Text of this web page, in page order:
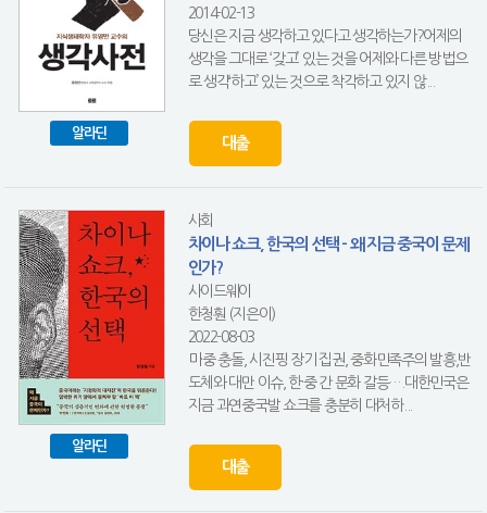
알라딘
2014-02-13
당신은 지금 생각하고 있다고 생각하는가?어제의
생각을 그대로 ‘갖고’ 있는 것을 어제와 다른 방법으
로 생각‘하고’ 있는 것으로 착각하고 있지 않...
대출
알라딘
사회
차이나 쇼크, 한국의 선택 - 왜 지금 중국이 문제
인가?
사이드웨이
한청훤 (지은이)
2022-08-03
미·중 충돌, 시진핑 장기 집권, 중화민족주의 발흥,반
도체와 대만 이슈, 한·중 간 문화 갈등….대한민국은
지금 과연중국발 쇼크를 충분히 대처하...
대출